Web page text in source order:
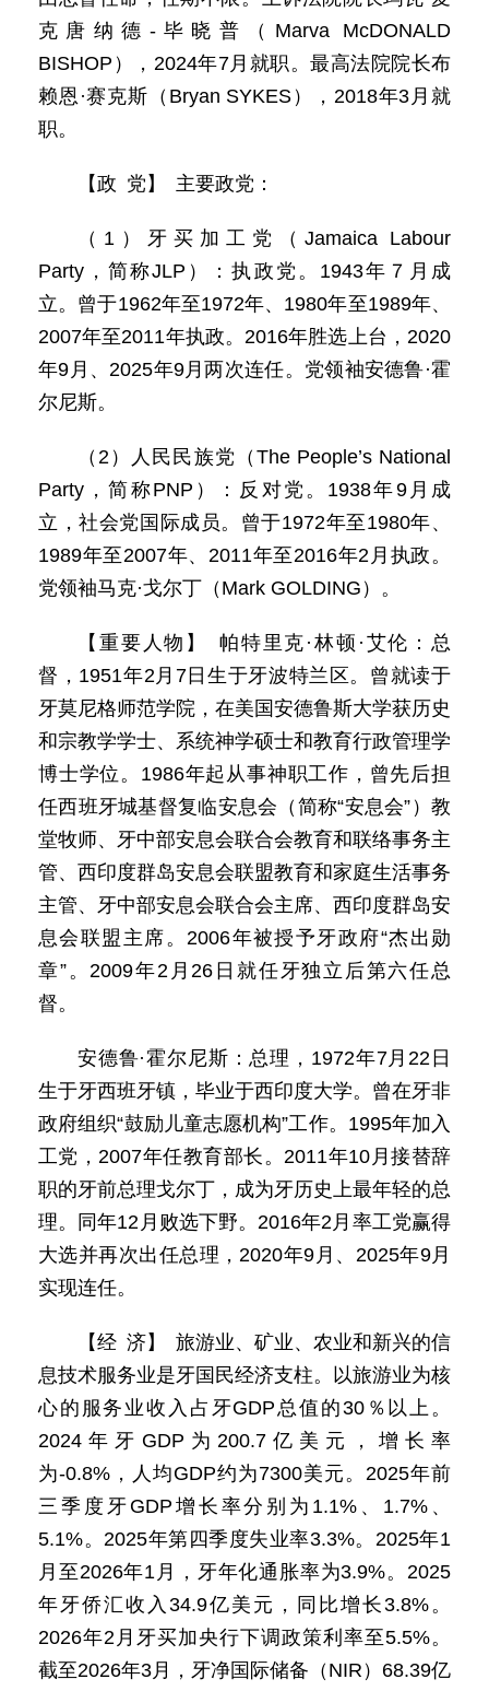
克唐纳德-毕晓普（Marva McDONALD
BISHOP），2024年7月就职。最高法院院长布
赖恩·赛克斯（Bryan SYKES），2018年3月就
职。
【政 党】 主要政党：
（1）牙买加工党（Jamaica Labour
Party，简称JLP）：执政党。1943年７月成
立。曾于1962年至1972年、1980年至1989年、
2007年至2011年执政。2016年胜选上台，2020
年9月、2025年9月两次连任。党领袖安德鲁·霍
尔尼斯。
（2）人民民族党（The People’s National
Party，简称PNP）：反对党。1938年9月成
立，社会党国际成员。曾于1972年至1980年、
1989年至2007年、2011年至2016年2月执政。
党领袖马克·戈尔丁（Mark GOLDING）。
【重要人物】 帕特里克·林顿·艾伦：总
督，1951年2月7日生于牙波特兰区。曾就读于
牙莫尼格师范学院，在美国安德鲁斯大学获历史
和宗教学学士、系统神学硕士和教育行政管理学
博士学位。1986年起从事神职工作，曾先后担
任西班牙城基督复临安息会（简称“安息会”）教
堂牧师、牙中部安息会联合会教育和联络事务主
管、西印度群岛安息会联盟教育和家庭生活事务
主管、牙中部安息会联合会主席、西印度群岛安
息会联盟主席。2006年被授予牙政府“杰出勋
章”。2009年2月26日就任牙独立后第六任总
督。
安德鲁·霍尔尼斯：总理，1972年7月22日
生于牙西班牙镇，毕业于西印度大学。曾在牙非
政府组织“鼓励儿童志愿机构”工作。1995年加入
工党，2007年任教育部长。2011年10月接替辞
职的牙前总理戈尔丁，成为牙历史上最年轻的总
理。同年12月败选下野。2016年2月率工党赢得
大选并再次出任总理，2020年9月、2025年9月
实现连任。
【经 济】 旅游业、矿业、农业和新兴的信
息技术服务业是牙国民经济支柱。以旅游业为核
心的服务业收入占牙GDP总值的30％以上。
2024年牙GDP为200.7亿美元，增长率
为-0.8%，人均GDP约为7300美元。2025年前
三季度牙GDP增长率分别为1.1%、1.7%、
5.1%。2025年第四季度失业率3.3%。2025年1
月至2026年1月，牙年化通胀率为3.9%。2025
年牙侨汇收入34.9亿美元，同比增长3.8%。
2026年2月牙买加央行下调政策利率至5.5%。
截至2026年3月，牙净国际储备（NIR）68.39亿